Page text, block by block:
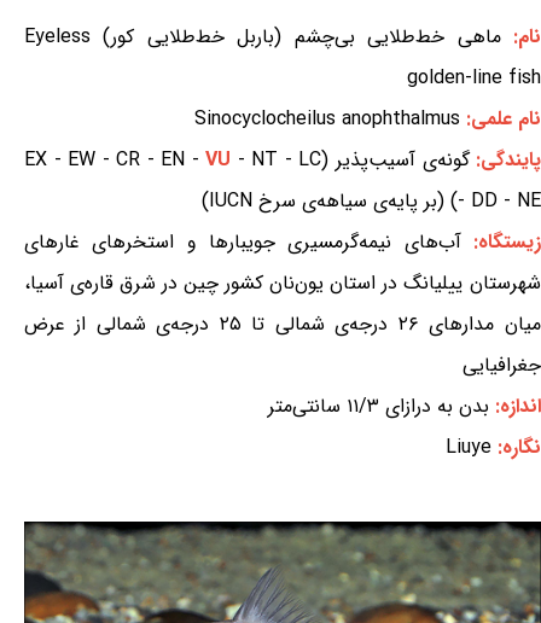
نام:
ماهی خط‌طلایی بی‌چشم (باربل خط‌طلایی کور) Eyeless
golden-line fish
نام علمی: Sinocyclocheilus anophthalmus
پایندگی:گونه‌ی آسیب‌پذیر (EX - EW - CR - EN - VU - NT - LC
- DD - NE) (بر پایه‌ی سیاهه‌ی سرخ IUCN)
زیستگاه:آب‌های نیمه‌گرمسیری جویبارها و استخرهای غارهای
شهرستان ییلیانگ در استان یون‌نان کشور چین در شرق قاره‌ی آسیا،
میان مدارهای ۲۶ درجه‌ی شمالی تا ۲۵ درجه‌ی شمالی از عرض
جغرافیایی
اندازه: بدن به درازای ۱۱/۳ سانتی‌متر
نگاره: Liuye